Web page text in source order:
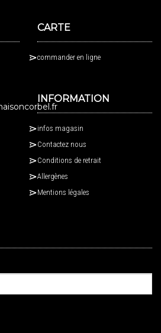
CARTE
commander en ligne
INFORMATION
infos magasin
Contactez nous
Conditions de retrait
Allergènes
Mentions légales